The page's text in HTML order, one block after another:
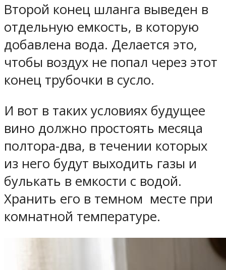
Второй конец шланга выведен в
отдельную емкость, в которую
добавлена вода. Делается это,
чтобы воздух не попал через этот
конец трубочки в сусло.
И вот в таких условиях будущее
вино должно простоять месяца
полтора-два, в течении которых
из него будут выходить газы и
булькать в емкости с водой.
Хранить его в темном месте при
комнатной температуре.